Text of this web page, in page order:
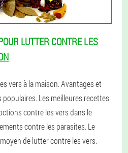
LUTTER CONTRE LES
vers à la maison. Avantages et
Les meilleures recettes
contre les vers dans le
contre les parasites. Le
de lutter contre les vers.